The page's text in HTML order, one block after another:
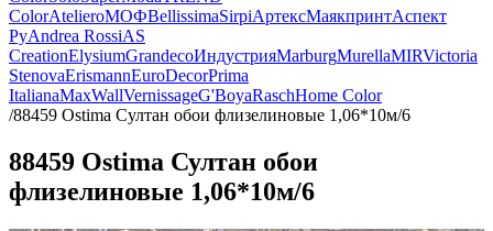
ColorAtelieroМОФBellissimaSirpiАртексМаякпринтАспект
РуAndrea RossiAS
CreationElysiumGrandecoИндустрияMarburgMurellaMIRVictoria
StenovaErismannEuroDecorPrima
ItalianaMaxWallVernissageG'BoyaRaschHome Color
/88459 Ostima Султан обои флизелиновые 1,06*10м/6
88459 Ostima Султан обои
флизелиновые 1,06*10м/6